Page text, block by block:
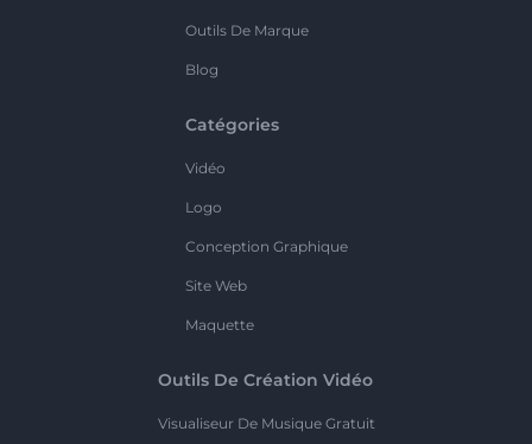
Outils De Marque
Blog
Catégories
Vidéo
Logo
Conception Graphique
Site Web
Maquette
Outils De Création Vidéo
Visualiseur De Musique Gratuit